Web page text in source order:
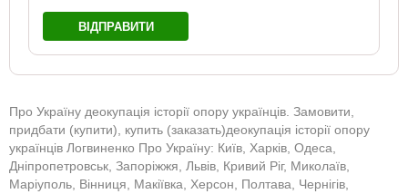
ВІДПРАВИТИ
Про Україну деокупація історії опору українців. Замовити,
придбати (купити), купить (заказать)деокупація історії опору
українців Логвиненко Про Україну: Київ, Харків, Одеса,
Дніпропетровськ, Запоріжжя, Львів, Кривий Ріг, Миколаїв,
Маріуполь, Вінниця, Макіївка, Херсон, Полтава, Чернігів,